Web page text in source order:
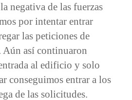
negativa de las fuerzas
por intentar entrar
las peticiones de
así continuaron
al edificio y solo
conseguimos entrar a los
de las solicitudes.